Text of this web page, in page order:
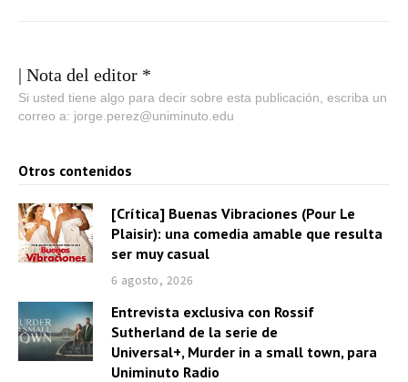
| Nota del editor *
Si usted tiene algo para decir sobre esta publicación, escriba un
correo a: jorge.perez@uniminuto.edu
Otros contenidos
[Crítica] Buenas Vibraciones (Pour Le
Plaisir): una comedia amable que resulta
ser muy casual
6 agosto, 2026
Entrevista exclusiva con Rossif
Sutherland de la serie de
Universal+, Murder in a small town, para
Uniminuto Radio